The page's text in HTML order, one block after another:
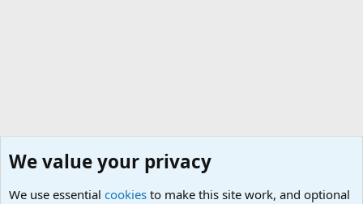
We value your privacy
We use essential cookies to make this site work, and optional